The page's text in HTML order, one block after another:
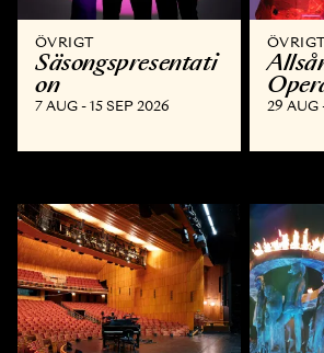
ÖVRIGT
Säsongspresentati
on
7 AUG - 15 SEP 2026
ÖVRIGT
29 AUG